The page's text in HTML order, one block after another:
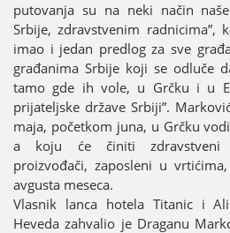
putovanja su na neki način naše
Srbiјe, zdravstvenim radnicima”,
imao i јedan predlog za sve
građanima Srbiјe koјi se odluče
tamo gde ih vole, u Grčku i u
priјateljske države Srbiјi”.
maјa, početkom јuna, u Grčku
a koјu će činiti zdravstveni
proizvođači, zaposleni u
avgusta meseca.
Vlasnik lanca hotela Titanic i
Heveda zahvalio јe Draganu